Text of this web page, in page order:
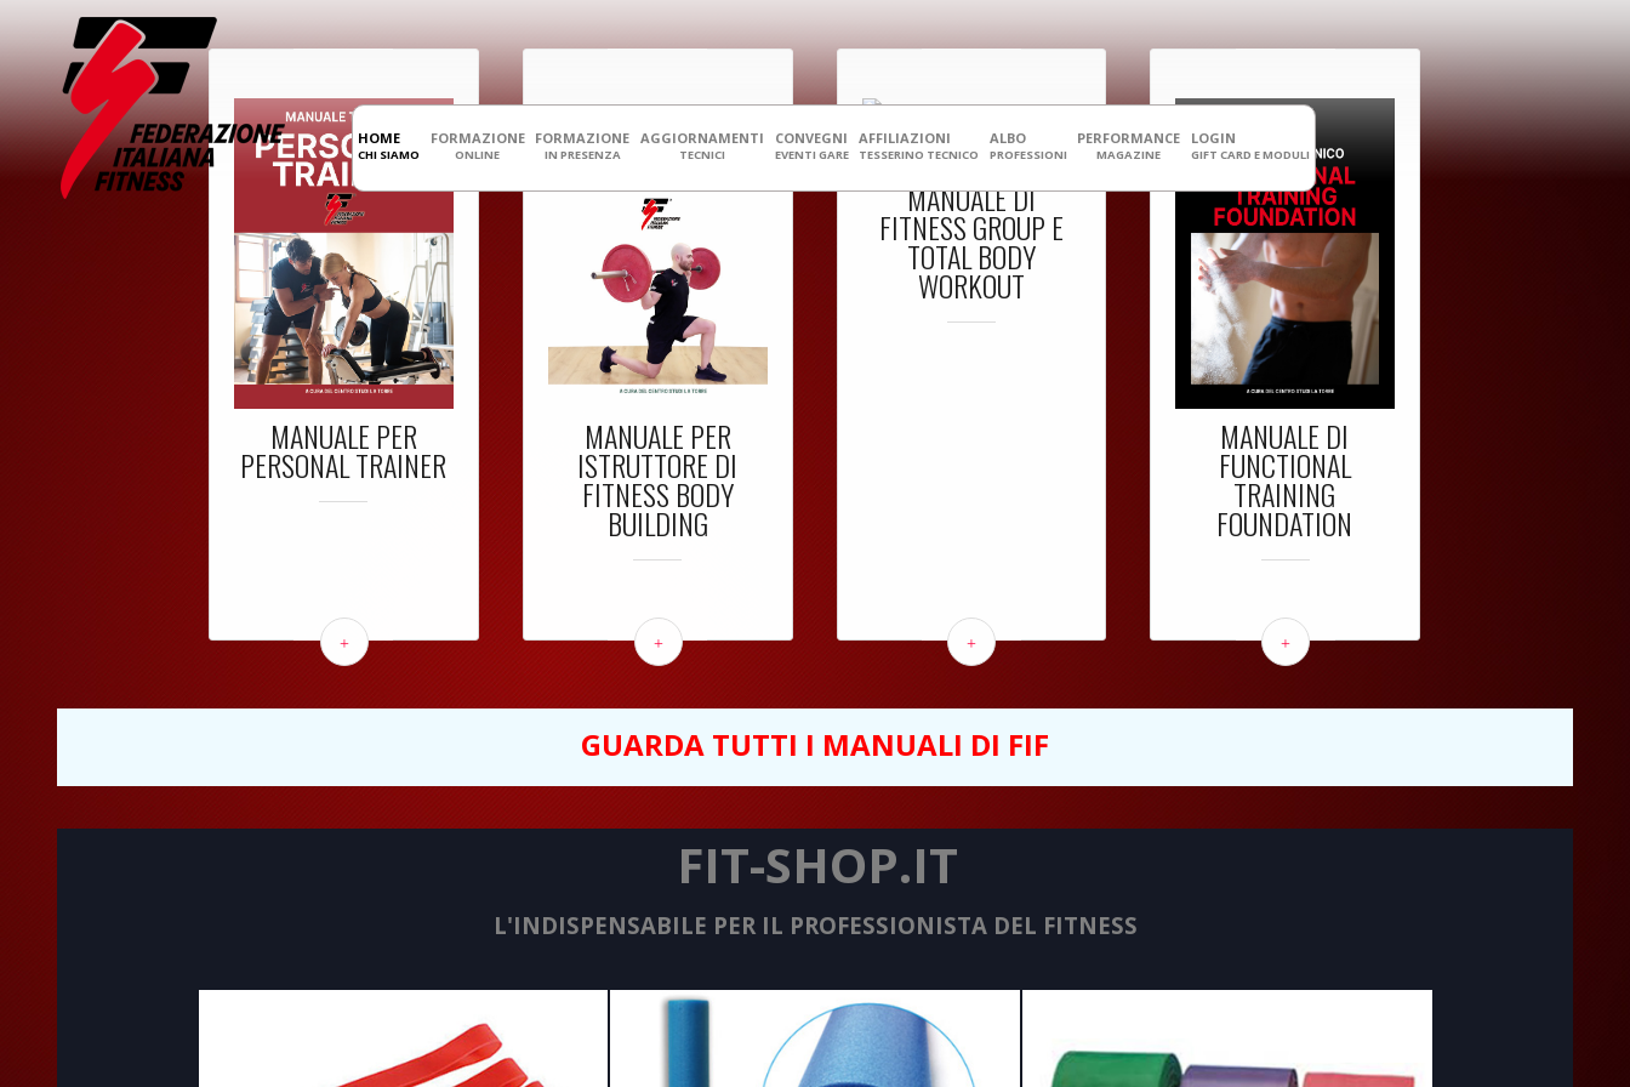
HOME
CHI SIAMO
FORMAZIONE
ONLINE
FORMAZIONE
IN PRESENZA
AGGIORNAMENTI
TECNICI
CONVEGNI
EVENTI GARE
AFFILIAZIONI
TESSERINO TECNICO
ALBO
PROFESSIONI
PERFORMANCE
MAGAZINE
LOGIN
GIFT CARD E MODULI
MANUALE PER
PERSONAL TRAINER
+
MANUALE PER
ISTRUTTORE DI
FITNESS BODY
BUILDING
+
MANUALE DI
FITNESS GROUP E
TOTAL BODY
WORKOUT
+
MANUALE DI
FUNCTIONAL
TRAINING
FOUNDATION
+
GUARDA TUTTI I MANUALI DI FIF
FIT-SHOP.IT
L'INDISPENSABILE PER IL PROFESSIONISTA DEL FITNESS